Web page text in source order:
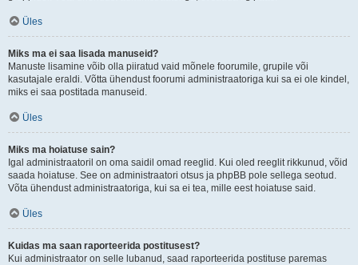
Üles
Miks ma ei saa lisada manuseid?
Manuste lisamine võib olla piiratud vaid mõnele foorumile, grupile või
kasutajale eraldi. Võtta ühendust foorumi administraatoriga kui sa ei ole kindel,
miks ei saa postitada manuseid.
Üles
Miks ma hoiatuse sain?
Igal administraatoril on oma saidil omad reeglid. Kui oled reeglit rikkunud, võid
saada hoiatuse. See on administraatori otsus ja phpBB pole sellega seotud.
Võta ühendust administraatoriga, kui sa ei tea, mille eest hoiatuse said.
Üles
Kuidas ma saan raporteerida postitusest?
Kui administraator on selle lubanud, saad raporteerida postituse paremas